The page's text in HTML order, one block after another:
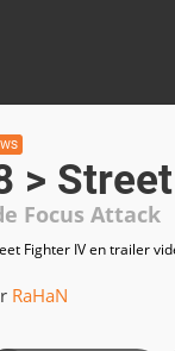
>
Focus Attack
RaHaN